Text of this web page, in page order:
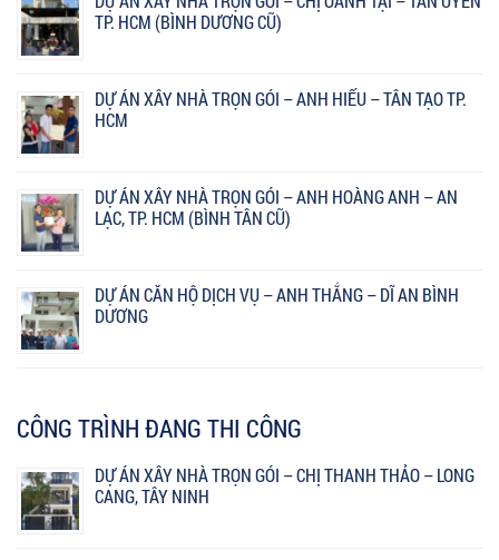
TP. HCM (BÌNH DƯƠNG CŨ)
DỰ ÁN XÂY NHÀ TRỌN GÓI – ANH HIẾU – TÂN TẠO TP.
HCM
DỰ ÁN XÂY NHÀ TRỌN GÓI – ANH HOÀNG ANH – AN
LẠC, TP. HCM (BÌNH TÂN CŨ)
DỰ ÁN CĂN HỘ DỊCH VỤ – ANH THẮNG – DĨ AN BÌNH
DƯƠNG
CÔNG TRÌNH ĐANG THI CÔNG
DỰ ÁN XÂY NHÀ TRỌN GÓI – CHỊ THANH THẢO – LONG
CANG, TÂY NINH